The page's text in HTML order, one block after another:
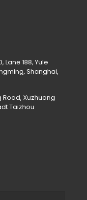
Lane 188, Yule
Shanghai,
Road, Xuzhuang
Taizhou